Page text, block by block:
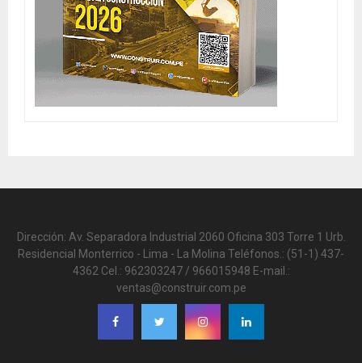
Dirección: Av. Separadora Industrial 2060 Oficina 303 Torre 1 Urb.
Residencial Monterrico - Lima - La Molina Teléfonos.: (51-1) 437-
4362 Cel.: 962303247 / 966015948 E-mail.:
ventas@construir.com.pe